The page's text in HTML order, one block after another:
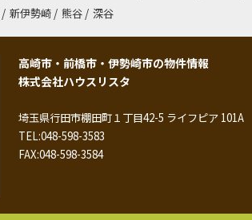
/ 新伊勢崎 / 熊谷 / 深谷
高崎市・前橋市・伊勢崎市の物件情報
株式会社ハウスリスタ
埼玉県行田市棚田町１丁目42-5 ライフピア 101A
TEL:048-598-3583
FAX:048-598-3584